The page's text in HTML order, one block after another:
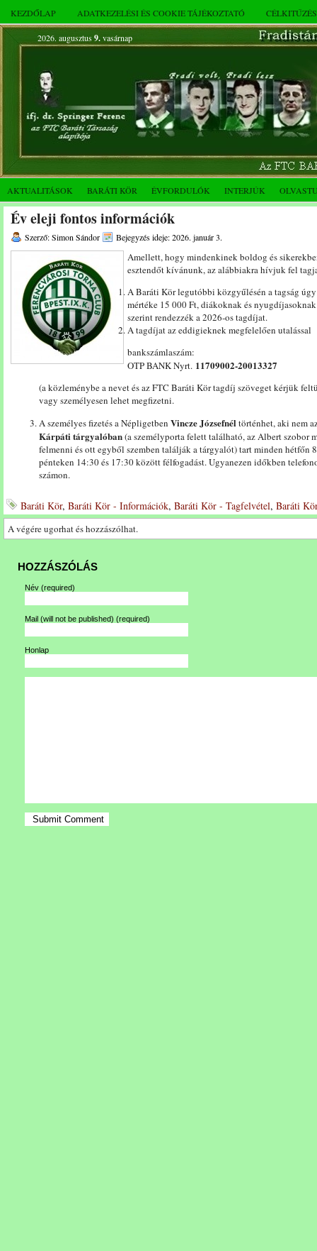
KEZDŐLAP ADATKEZELÉSI ÉS COOKIE TÁJÉKOZTATÓ
2026. augusztus 9.vasárnap
AKTUALITÁSOK BARÁTI KÖR ÉVFORDULÓK INTERJÚK
Év eleji fontos információk
Szerző: Simon Sándor Bejegyzés ideje: 2026. január 3.
Amellett, hogy mindenkinek boldog és
esztendőt kívánunk, az alábbiakra hívjuk fel
A Baráti Kör legutóbbi közgyűlésén a tagság
mértéke 15 000 Ft, diákoknak és
szerint rendezzék a 2026-os tagdíjat.
A tagdíjat az eddigieknek megfelelően utalással
bankszámlaszám:
OTP BANK Nyrt. 11709002-20013327
(a közleménybe a nevet és az FTC Baráti Kör tagdíj szöveget kérjük
vagy személyesen lehet megfizetni.
A személyes fizetés a Népligetben Vincze Józsefnéltörténhet, aki nem
Kárpáti tárgyalóban(a személyporta felett található, az Albert szobor
felmenni és ott egyből szemben találják a tárgyalót) tart minden hétfőn
pénteken 14:30 és 17:30 között félfogadást. Ugyanezen időkben
számon.
Baráti Kör, Baráti Kör - Információk, Baráti Kör - Tagfelvétel, Baráti
A végére ugorhat és hozzászólhat.
HOZZÁSZÓLÁS
Név (required)
Mail (will not be published) (required)
Honlap